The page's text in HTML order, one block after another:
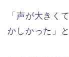
「声が大きく
かしかった」